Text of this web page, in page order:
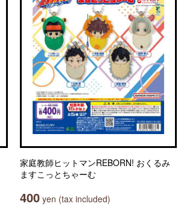
家庭教師ヒットマンREBORN! おくるみ
ますこっとちゃーむ
400 yen (tax included)